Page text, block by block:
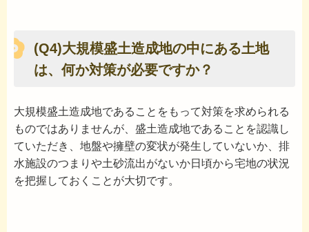
(Q4)大規模盛土造成地の中にある土地
は、何か対策が必要ですか？
大規模盛土造成地であることをもって対策を求められる
ものではありませんが、盛土造成地であることを認識し
ていただき、地盤や擁壁の変状が発生していないか、排
水施設のつまりや土砂流出がないか日頃から宅地の状況
を把握しておくことが大切です。